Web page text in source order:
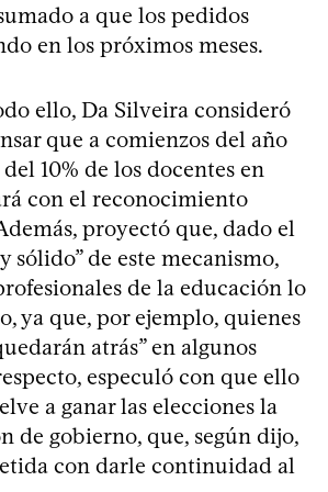
a que los pedidos
en los próximos meses.
ello, Da Silveira consideró
que a comienzos del año
10% de los docentes en
con el reconocimiento
proyectó que, dado el
sólido” de este mecanismo,
de la educación lo
ya que, por ejemplo, quienes
atrás” en algunos
especuló con que ello
a ganar las elecciones la
de gobierno, que, según dijo,
con darle continuidad al